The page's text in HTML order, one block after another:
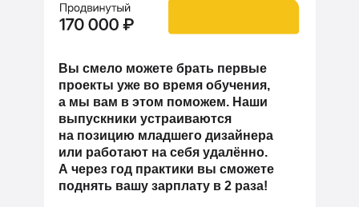
Вы смело можете брать первые
проекты уже во время обучения,
а мы вам в этом поможем. Наши
выпускники устраиваются
на позицию младшего дизайнера
или работают на себя удалённо.
А через год практики вы сможете
поднять вашу зарплату в 2 раза!